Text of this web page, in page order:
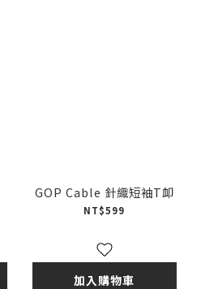
GOP Cable 針織短袖T卹
NT$599
加入購物車